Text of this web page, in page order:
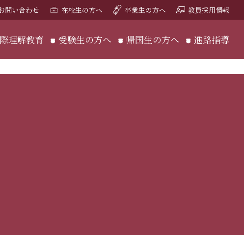
問い合わせ 在校生の方へ 卒業生の方へ 教員採用情報
理解教育 受験生の方へ 帰国生の方へ 進路指導